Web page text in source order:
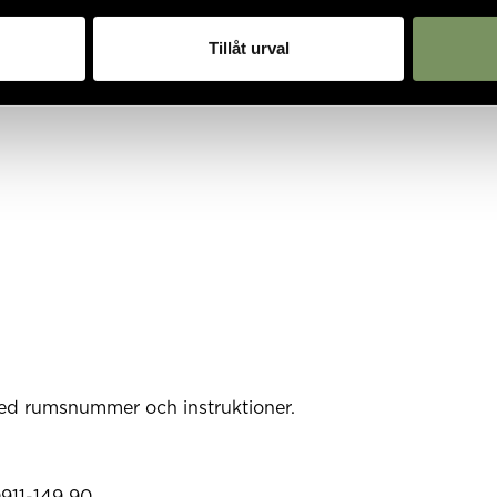
Tillåt urval
rumsnummer och instruktioner.